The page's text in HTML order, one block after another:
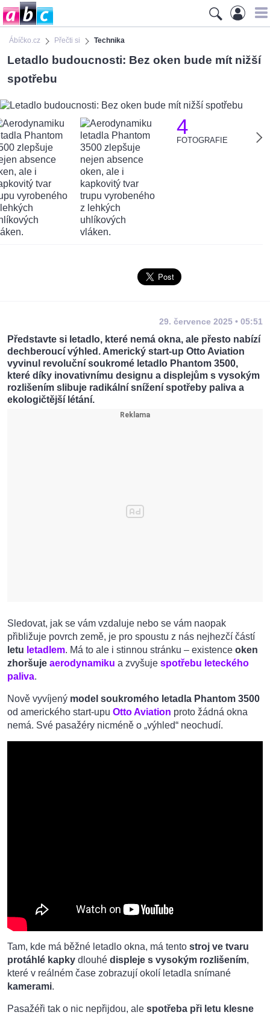
Ábíčko.cz Přečti si Technika
Letadlo budoucnosti: Bez oken bude mít nižší
spotřebu
4
FOTOGRAFIE
29. července 2025 • 05:51
Představte si letadlo, které nemá okna, ale přesto nabízí
dechberoucí výhled. Americký start-up Otto Aviation
vyvinul revoluční soukromé letadlo Phantom 3500,
které díky inovativnímu designu a displejům s vysokým
rozlišením slibuje radikální snížení spotřeby paliva a
ekologičtější létání.
Sledovat, jak se vám vzdaluje nebo se vám naopak
přibližuje povrch země, je pro spoustu z nás nejhezčí částí
letu letadlem. Má to ale i stinnou stránku – existence oken
zhoršuje aerodynamiku a zvyšuje spotřebu leteckého
paliva.
Nově vyvíjený model soukromého letadla Phantom 3500
od amerického start-upu Otto Aviation proto žádná okna
nemá. Své pasažéry nicméně o „výhled“ neochudí.
Tam, kde má běžné letadlo okna, má tento stroj ve tvaru
protáhlé kapky dlouhé displeje s vysokým rozlišením,
které v reálném čase zobrazují okolí letadla snímané
kamerami.
Pasažéři tak o nic nepřijdou, ale spotřeba při letu klesne